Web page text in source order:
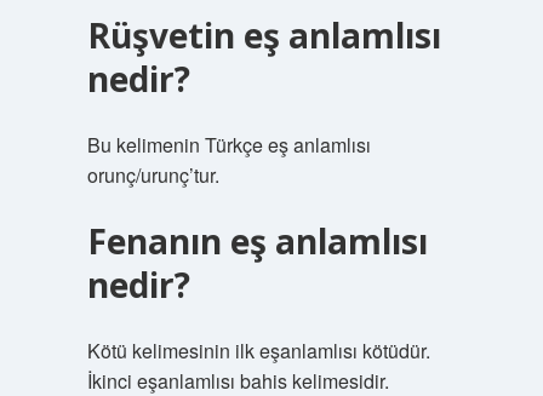
Rüşvetin eş anlamlısı
nedir?
Bu kelimenin Türkçe eş anlamlısı
orunç/urunç’tur.
Fenanın eş anlamlısı
nedir?
Kötü kelimesinin ilk eşanlamlısı kötüdür.
İkinci eşanlamlısı bahis kelimesidir.